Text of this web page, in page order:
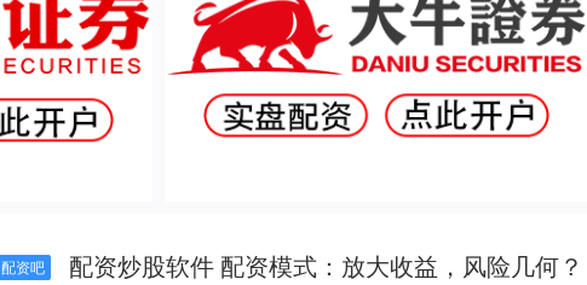
配资吧 配资炒股软件 配资模式：放大收益，风险几何？